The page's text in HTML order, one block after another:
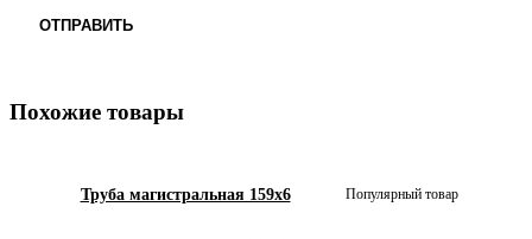
ОТПРАВИТЬ
Похожие товары
Труба магистральная 159х6 Популярный товар